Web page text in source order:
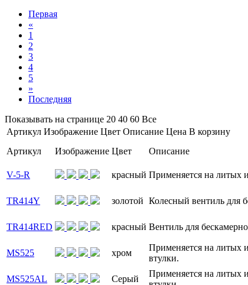
Первая
«
1
2
3
4
5
»
Последняя
Показывать на странице 20 40 60 Все
Артикул Изображение Цвет Описание Цена В корзину
Артикул
Изображение Цвет Описание
V-5-R
красный Применяется на литых
TR414Y золотой Колесный вентиль для
TR414RED красный Вентиль для
MS525 хром
Применяется на литых
втулки.
MS525AL Серый
Применяется на литых